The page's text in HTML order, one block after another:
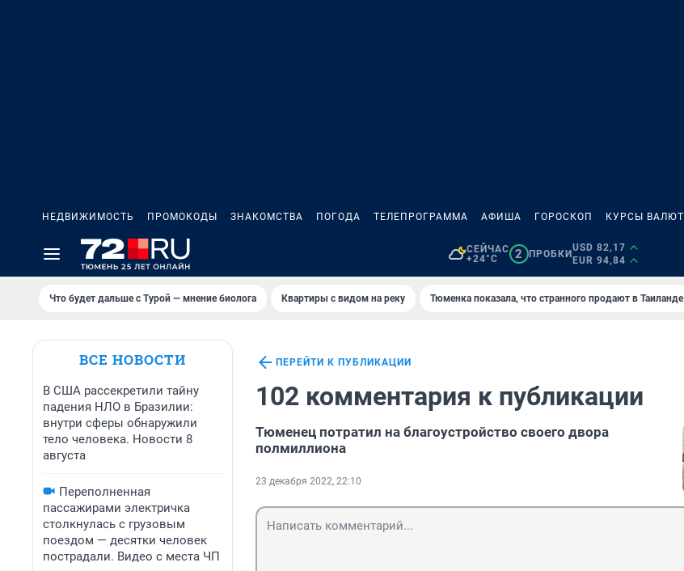
НЕДВИЖИМОСТЬ ПРОМОКОДЫ ЗНАКОМСТВА ПОГОДА ТЕЛЕПРОГРАММА АФИША ГОРОСКОП КУРСЫ ВАЛЮТ
СЕЙЧАС
+24°C
2 ПРОБКИ
USD 82,17
EUR 94,84
Что будет дальше с Турой — мнение биолога Квартиры с видом на реку Тюменка показала, что странного продают в Таиланде
ВСЕ НОВОСТИ
В США рассекретили тайну
падения НЛО в Бразилии:
внутри сферы обнаружили
тело человека. Новости 8
августа
Переполненная
пассажирами электричка
столкнулась с грузовым
поездом — десятки человек
пострадали. Видео с места ЧП
ПЕРЕЙТИ К ПУБЛИКАЦИИ
102 комментария к публикации
Тюменец потратил на благоустройство своего двора
полмиллиона
23 декабря 2022, 22:10